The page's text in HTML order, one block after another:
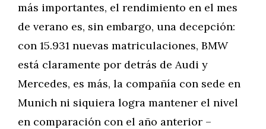
más importantes, el rendimiento en el mes
de verano es, sin embargo, una decepción:
con 15.931 nuevas matriculaciones, BMW
está claramente por detrás de Audi y
Mercedes, es más, la compañía con sede en
Munich ni siquiera logra mantener el nivel
en comparación con el año anterior –